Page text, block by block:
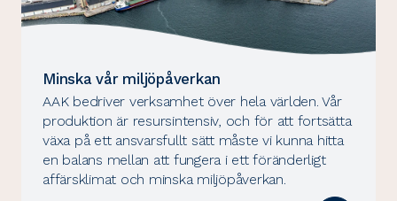
Minska vår miljöpåverkan
AAK bedriver verksamhet över hela världen. Vår
produktion är resursintensiv, och för att fortsätta
växa på ett ansvarsfullt sätt måste vi kunna hitta
en balans mellan att fungera i ett föränderligt
affärsklimat och minska miljöpåverkan.